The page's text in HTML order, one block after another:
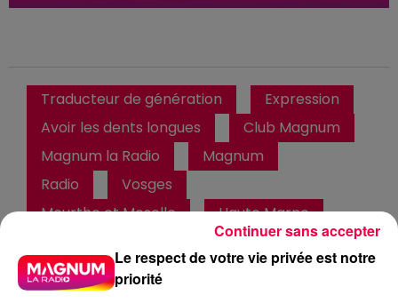
Traducteur de génération
Expression
Avoir les dents longues
Club Magnum
Magnum la Radio
Magnum
Radio
Vosges
Meurthe et Moselle
Haute Marne
Grand Est
Fred
Le respect de votre vie privée est notre
priorité
Continuer sans accepter